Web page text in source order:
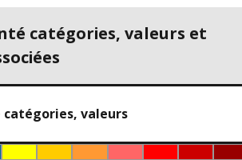
catégories, valeurs et
catégories, valeurs